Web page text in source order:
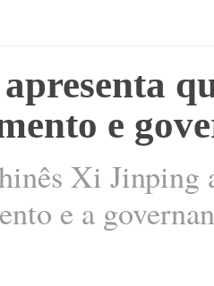
e
Xi Jinping
e a